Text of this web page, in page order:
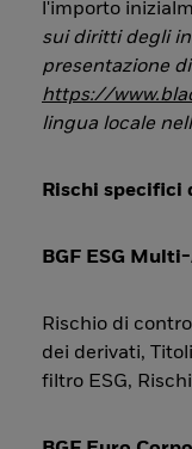
l'importo
sui diritti degli
presentazione
https://
lingua locale
Rischi specifici
BGF ESG
Rischio di
dei derivati,
filtro ESG,